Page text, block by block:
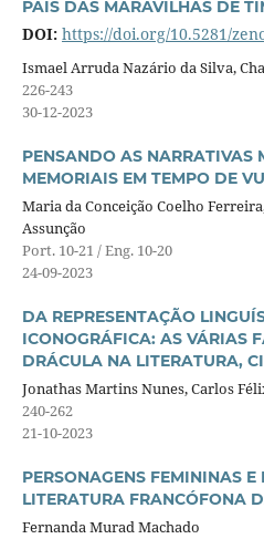
PAÍS DAS MARAVILHAS DE
DOI: https://doi.org/10.5281/
Ismael Arruda Nazário da Silva,
226-243
30-12-2023
PENSANDO AS NARRATIVAS
MEMORIAIS EM TEMPO DE
Maria da Conceição Coelho
Assunção
Port. 10-21 / Eng. 10-20
24-09-2023
DA REPRESENTAÇÃO
ICONOGRÁFICA: AS VÁRIAS
DRÁCULA NA LITERATURA,
Jonathas Martins Nunes, Carlos
240-262
21-10-2023
PERSONAGENS FEMININAS E
LITERATURA FRANCÓFONA
Fernanda Murad Machado